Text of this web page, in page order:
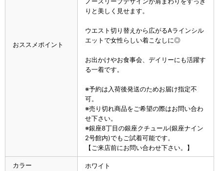
おススメポイント
りと美しく見せます。
ウエスト切り替えから広がるAラインシル
エットで女性らしい着こなしに◎
お出かけやお食事会、デイリーにも活躍す
る一着です。
※予約は入荷後発送のためお届け指定不
可。
※売り切れ商品をご希望の際はお問い合わ
せ下さい。
※銀座8丁目の銀座クチュール(銀座ナイン
2号館内)でもご試着可能です。
【ご来店前にお問い合わせ下さい。】
カラー ホワイト